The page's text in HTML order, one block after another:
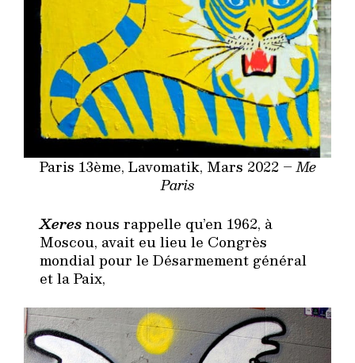
Paris 13ème, Lavomatik, Mars 2022 –Me
Paris
Xeresnous rappelle qu’en 1962, à
Moscou, avait eu lieu le Congrès
mondial pour le Désarmement général
et la Paix,